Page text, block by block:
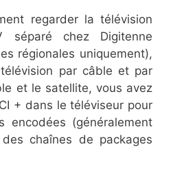
regarder la télévision
séparé chez Digitenne
régionales uniquement),
par câble et par
et le satellite, vous avez
+ dans le téléviseur pour
encodées (généralement
chaînes de packages